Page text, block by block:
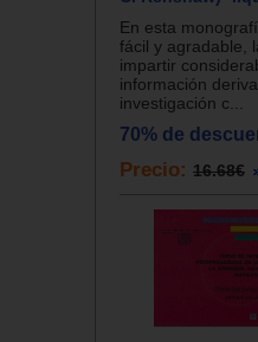
En esta
fácil y agradable,
impartir
información
investigación c...
70% de
Precio: 16.68€